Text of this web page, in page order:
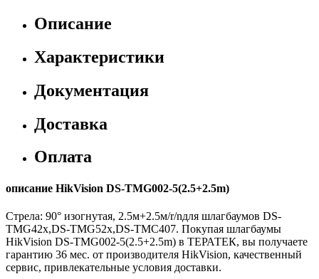
Описание
Характеристики
Документация
Доставка
Оплата
описание HikVision DS-TMG002-5(2.5+2.5m)
Стрела: 90° изогнутая, 2.5м+2.5м/r/nдля шлагбаумов DS-
TMG42x,DS-TMG52x,DS-TMC407. Покупая шлагбаумы
HikVision DS-TMG002-5(2.5+2.5m) в ТЕРАТЕК, вы получаете
гарантию 36 мес. от производителя HikVision, качественный
сервис, привлекательные условия доставки.